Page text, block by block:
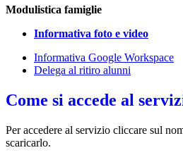
Modulistica famiglie
Informativa foto e video
Informativa Google Workspace
Delega al ritiro alunni
Come si accede al
Per accedere al servizio cliccare sul
scaricarlo.